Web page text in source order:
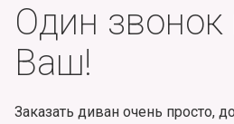
Один звонок
Ваш!
Заказать диван очень просто,